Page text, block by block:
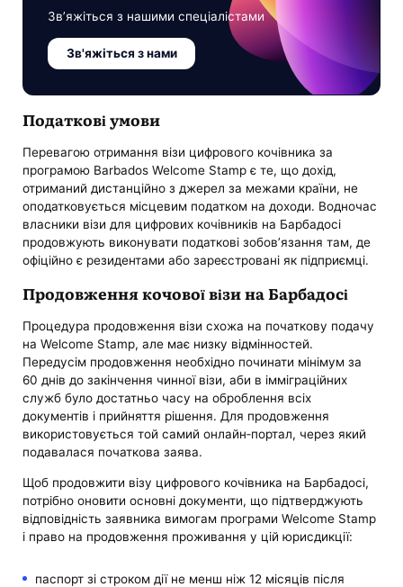
Зв’яжіться з нашими спеціалістами
Зв'яжіться з нами
Податкові умови
Перевагою отримання візи цифрового кочівника за
програмою Barbados Welcome Stamp є те, що дохід,
отриманий дистанційно з джерел за межами країни, не
оподатковується місцевим податком на доходи. Водночас
власники візи для цифрових кочівників на Барбадосі
продовжують виконувати податкові зобов’язання там, де
офіційно є резидентами або зареєстровані як підприємці.
Продовження кочової візи на Барбадосі
Процедура продовження візи схожа на початкову подачу
на Welcome Stamp, але має низку відмінностей.
Передусім продовження необхідно починати мінімум за
60 днів до закінчення чинної візи, аби в імміграційних
служб було достатньо часу на оброблення всіх
документів і прийняття рішення. Для продовження
використовується той самий онлайн‑портал, через який
подавалася початкова заява.
Щоб продовжити візу цифрового кочівника на Барбадосі,
потрібно оновити основні документи, що підтверджують
відповідність заявника вимогам програми Welcome Stamp
і право на продовження проживання у цій юрисдикції:
паспорт зі строком дії не менш ніж 12 місяців після